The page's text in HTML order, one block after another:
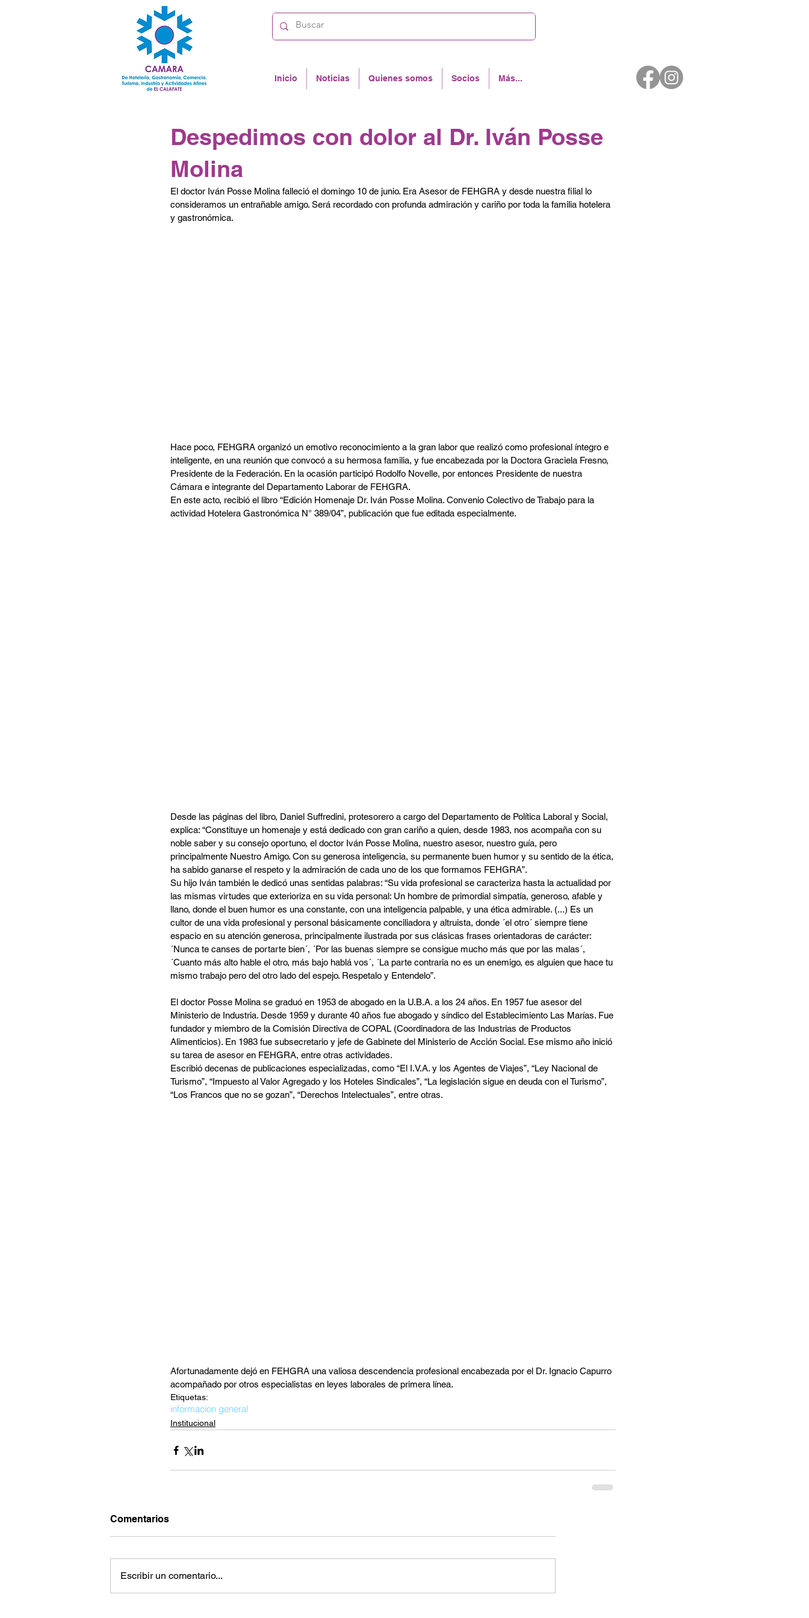
Inicio Noticias Quienes somos Socios Más...
Despedimos con dolor al Dr. Iván Posse
Molina
El doctor Iván Posse Molina falleció el domingo 10 de junio. Era Asesor de FEHGRA y desde nuestra filial lo
consideramos un entrañable amigo. Será recordado con profunda admiración y cariño por toda la familia hotelera
y gastronómica.
Hace poco, FEHGRA organizó un emotivo reconocimiento a la gran labor que realizó como profesional íntegro e
inteligente, en una reunión que convocó a su hermosa familia, y fue encabezada por la Doctora Graciela Fresno,
Presidente de la Federación. En la ocasión participó Rodolfo Novelle, por entonces Presidente de nuestra
Cámara e integrante del Departamento Laborar de FEHGRA.
En este acto, recibió el libro “Edición Homenaje Dr. Iván Posse Molina. Convenio Colectivo de Trabajo para la
actividad Hotelera Gastronómica N° 389/04”, publicación que fue editada especialmente.
Desde las páginas del libro, Daniel Suffredini, protesorero a cargo del Departamento de Política Laboral y Social,
explica: “Constituye un homenaje y está dedicado con gran cariño a quien, desde 1983, nos acompaña con su
noble saber y su consejo oportuno, el doctor Iván Posse Molina, nuestro asesor, nuestro guía, pero
principalmente Nuestro Amigo. Con su generosa inteligencia, su permanente buen humor y su sentido de la ética,
ha sabido ganarse el respeto y la admiración de cada uno de los que formamos FEHGRA”.
Su hijo Iván también le dedicó unas sentidas palabras: “Su vida profesional se caracteriza hasta la actualidad por
las mismas virtudes que exterioriza en su vida personal: Un hombre de primordial simpatía, generoso, afable y
llano, donde el buen humor es una constante, con una inteligencia palpable, y una ética admirable. (...) Es un
cultor de una vida profesional y personal básicamente conciliadora y altruista, donde ´el otro´ siempre tiene
espacio en su atención generosa, principalmente ilustrada por sus clásicas frases orientadoras de carácter:
´Nunca te canses de portarte bien´, ´Por las buenas siempre se consigue mucho más que por las malas´,
´Cuanto más alto hable el otro, más bajo hablá vos´, ´La parte contraria no es un enemigo, es alguien que hace tu
mismo trabajo pero del otro lado del espejo. Respetalo y Entendelo”.
El doctor Posse Molina se graduó en 1953 de abogado en la U.B.A. a los 24 años. En 1957 fue asesor del
Ministerio de Industria. Desde 1959 y durante 40 años fue abogado y síndico del Establecimiento Las Marías. Fue
fundador y miembro de la Comisión Directiva de COPAL (Coordinadora de las Industrias de Productos
Alimenticios). En 1983 fue subsecretario y jefe de Gabinete del Ministerio de Acción Social. Ese mismo año inició
su tarea de asesor en FEHGRA, entre otras actividades.
Escribió decenas de publicaciones especializadas, como “El I.V.A. y los Agentes de Viajes”, “Ley Nacional de
Turismo”, “Impuesto al Valor Agregado y los Hoteles Sindicales”, “La legislación sigue en deuda con el Turismo”,
“Los Francos que no se gozan”, “Derechos Intelectuales”, entre otras.
Afortunadamente dejó en FEHGRA una valiosa descendencia profesional encabezada por el Dr. Ignacio Capurro
acompañado por otros especialistas en leyes laborales de primera línea.
Etiquetas:
informacion general
Institucional
Comentarios
Escribir un comentario...